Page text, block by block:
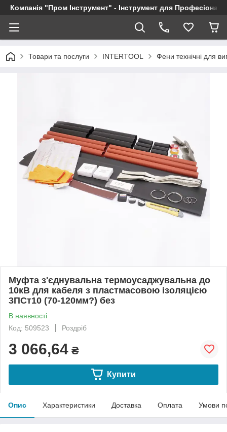
Компанія "Пром Інструмент" - Інструмент для
Товари та послуги INTERTOOL Фени технічні для
Муфта з'єднувальна термоусаджувальна до
10кВ для кабеля з пластмасовою iзоляцiєю
3ПСт10 (70-120мм?) без
В наявності
Код: 509523
Роздріб
3 066,64 ₴
Купити
Опис Характеристики Доставка Оплата Умови